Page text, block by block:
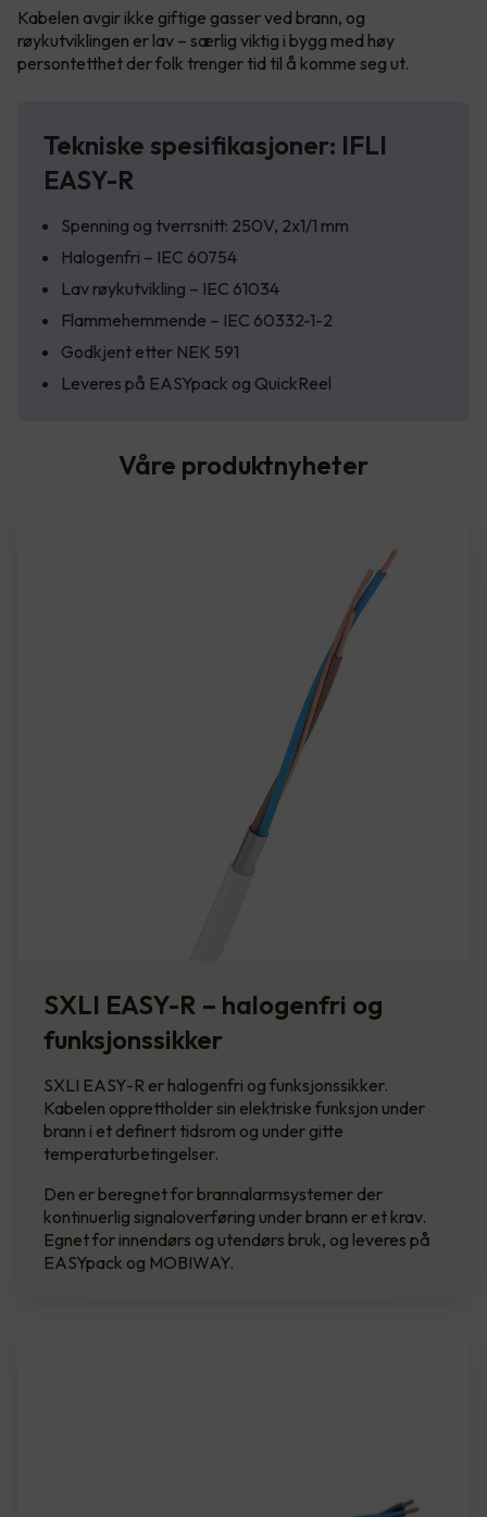
Kabelen avgir ikke giftige gasser ved brann, og
røykutviklingen er lav – særlig viktig i bygg med høy
persontetthet der folk trenger tid til å komme seg ut.
Tekniske spesifikasjoner: IFLI
EASY-R
Spenning og tverrsnitt: 250V, 2x1/1 mm
Halogenfri – IEC 60754
Lav røykutvikling – IEC 61034
Flammehemmende – IEC 60332-1-2
Godkjent etter NEK 591
Leveres på EASYpack og QuickReel
Våre produktnyheter
SXLI EASY-R – halogenfri og
funksjonssikker
SXLI EASY-R er halogenfri og funksjonssikker.
Kabelen opprettholder sin elektriske funksjon under
brann i et definert tidsrom og under gitte
temperaturbetingelser.
Den er beregnet for brannalarmsystemer der
kontinuerlig signaloverføring under brann er et krav.
Egnet for innendørs og utendørs bruk, og leveres på
EASYpack og MOBIWAY.